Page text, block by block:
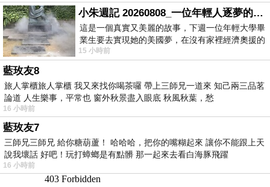
小朱週記 20260808_一位年輕人逐夢的真實故事
這是一個真實又美麗的故事，下週一位年輕大學畢
業生要去實現她的美國夢，在沒有家裡經濟奧援的
情況下，靠著自我努力工作累積出國基
15 小時前
藍玫友8
旅人掌櫃旅人掌櫃 我又來找你喝茶囉 帶上三師兄一道來 知己兩三品茗
論道 人生樂事，平常也 窗外秋景盡入眼底 秋風秋葉，愁
16 小時前
藍玫友7
三師兄三師兄 給你糖葫蘆！ 哈哈哈，把你的嘴糊起來 讓你不能跟上天
說我壞話 好吧！玩打蟑螂是有點髒 那一起來去看白海豚飛躍
16 小時前